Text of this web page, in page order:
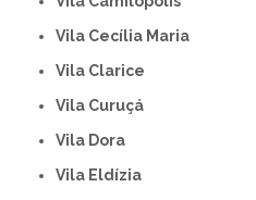
Vila Cecília Maria
Vila Clarice
Vila Curuçá
Vila Dora
Vila Eldízia